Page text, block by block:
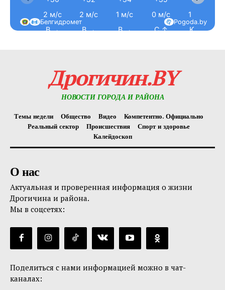
2 м/с
В →
2 м/с
В →
1 м/с
В →
0 м/с
С ↑
1 м/с
Ю ↓
Pogoda.by
Белгидромет
Дрогичин.BY
НОВОСТИ ГОРОДА И РАЙОНА
Темы недели Общество Видео
Компетентно. Официально
Реальный сектор
Происшествия
Спорт и здоровье
Калейдоскоп
О нас
Актуальная и проверенная информация о жизни
Дрогичина и района.
Мы в соцсетях:
Поделиться с нами информацией можно в чат-
каналах: